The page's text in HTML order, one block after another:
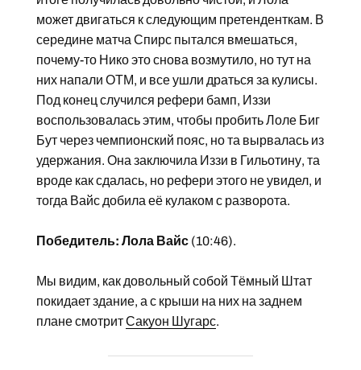
может двигаться к следующим претенденткам. В
середине матча Спирс пытался вмешаться,
почему-то Нико это снова возмутило, но тут на
них напали ОТМ, и все ушли драться за кулисы.
Под конец случился рефери бамп, Иззи
воспользовалась этим, чтобы пробить Лоле Биг
Бут через чемпионский пояс, но та вырвалась из
удержания. Она заключила Иззи в Гильотину, та
вроде как сдалась, но рефери этого не увидел, и
тогда Вайс добила её кулаком с разворота.
Победитель: Лола Вайс(10:46).
Мы видим, как довольный собой Тёмный Штат
покидает здание, а с крыши на них на заднем
плане смотритСакуон Шугарс.